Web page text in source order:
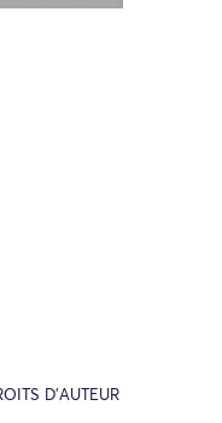
D’AUTEUR